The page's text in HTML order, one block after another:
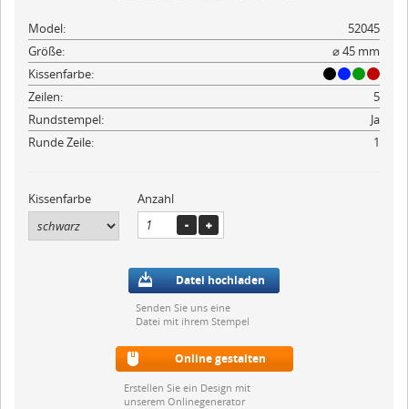
Model:
52045
Größe:
⌀ 45 mm
Kissenfarbe:
Zeilen:
5
Rundstempel:
Ja
Runde Zeile:
1
Kissenfarbe Anzahl
Datei hochladen
Senden Sie uns eine
Datei mit ihrem Stempel
Online gestalten
Erstellen Sie ein Design mit
unserem Onlinegenerator